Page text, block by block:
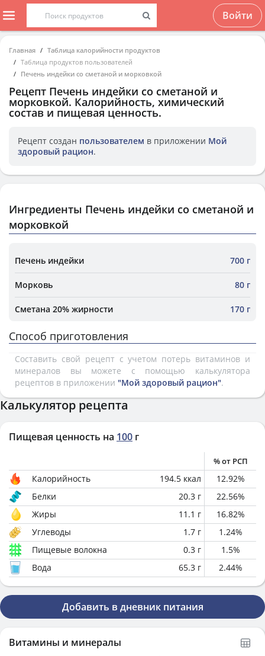
Войти
Главная
Таблица калорийности продуктов
Таблица продуктов пользователей
Печень индейки со сметаной и морковкой
Рецепт Печень индейки со сметаной и
морковкой. Калорийность, химический
состав и пищевая ценность.
Рецепт создан пользователем в приложении Мой
здоровый рацион.
Ингредиенты Печень индейки со сметаной и
морковкой
Печень индейки 700 г
Морковь 80 г
Сметана 20% жирности 170 г
Способ приготовления
Составить свой рецепт с учетом потерь витаминов и
минералов вы можете с помощью калькулятора
рецептов в приложении "Мой здоровый рацион".
Калькулятор рецепта
Пищевая ценность на 100 г
% от РСП
Калорийность 194.5 ккал 12.92%
Белки
20.3 г 22.56%
Жиры
11.1 г 16.82%
Углеводы
1.7 г 1.24%
Пищевые волокна
0.3 г 1.5%
Вода
65.3 г 2.44%
Добавить в дневник питания
Витамины и минералы